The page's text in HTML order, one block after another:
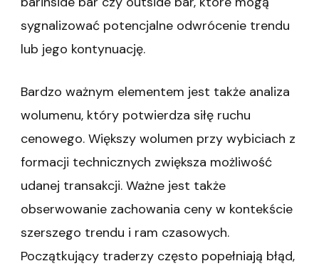
sygnalizować potencjalne odwrócenie trendu
lub jego kontynuację.
Bardzo ważnym elementem jest także analiza
wolumenu, który potwierdza siłę ruchu
cenowego. Większy wolumen przy wybiciach z
formacji technicznych zwiększa możliwość
udanej transakcji. Ważne jest także
obserwowanie zachowania ceny w kontekście
szerszego trendu i ram czasowych.
Początkujący traderzy często popełniają błąd,